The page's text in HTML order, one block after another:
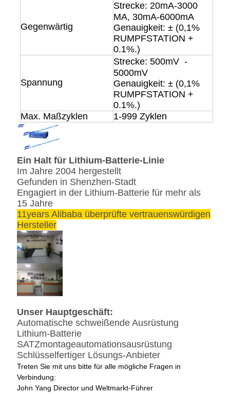
Gegenwärtig
Strecke: 20mA-3000
MA, 30mA-6000mA
Genauigkeit: ± (0,1%
RUMPFSTATION +
0.1%.)
Spannung
Strecke: 500mV  -
5000mV
Genauigkeit: ± (0,1%
RUMPFSTATION +
0.1%.)
Max. Maßzyklen
1-999 Zyklen
Ein Halt für Lithium-Batterie-Linie
Im Jahre 2004 hergestellt
Gefunden in Shenzhen-Stadt
Engagiert in der Lithium-Batterie für mehr als
15 Jahre
11years Alibaba überprüfte vertrauenswürdigen
Hersteller
Unser Hauptgeschäft:
Automatische schweißende Ausrüstung
Lithium-Batterie
SATZmontageautomationsausrüstung
Schlüsselfertiger Lösungs-Anbieter
Treten Sie mit uns bitte für alle mögliche Fragen in
Verbindung:
John Yang Director und Weltmarkt-Führer